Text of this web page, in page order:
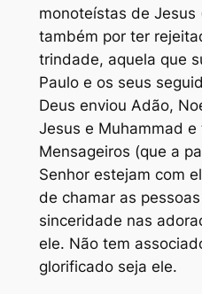
monoteístas de Jesus
também por ter
trindade, aquela que
Paulo e os seus
Deus enviou Adão,
Jesus e Muhammad
Mensageiros (que a
Senhor estejam com
de chamar as
sinceridade nas
ele. Não tem
glorificado seja ele.